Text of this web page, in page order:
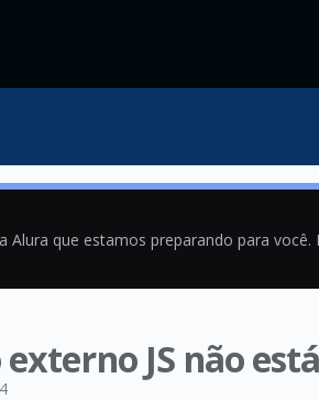
que estamos preparando para
JS não